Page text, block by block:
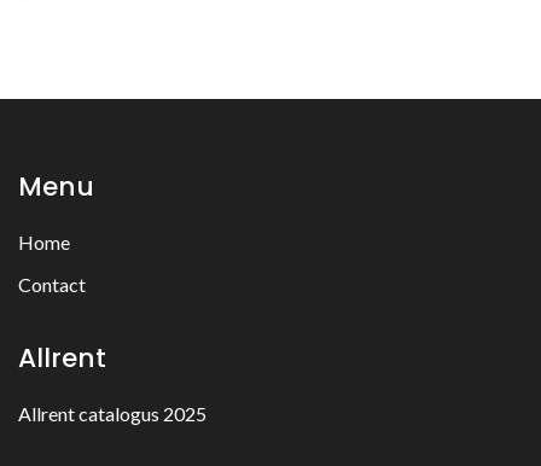
Menu
Home
Contact
Allrent
Allrent catalogus 2025